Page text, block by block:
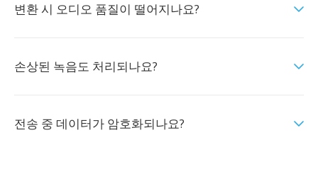
변환 시 오디오 품질이 떨어지나요?
손상된 녹음도 처리되나요?
전송 중 데이터가 암호화되나요?